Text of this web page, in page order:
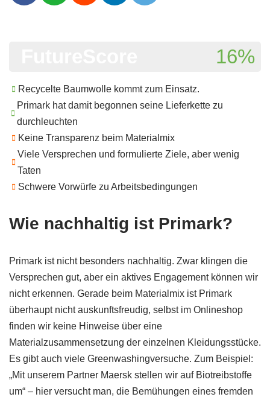
16%
Recycelte Baumwolle kommt zum Einsatz.
Primark hat damit begonnen seine Lieferkette zu
durchleuchten
Keine Transparenz beim Materialmix
Viele Versprechen und formulierte Ziele, aber wenig
Taten
Schwere Vorwürfe zu Arbeitsbedingungen
Wie nachhaltig ist Primark?
Primark ist nicht besonders nachhaltig. Zwar klingen die
Versprechen gut, aber ein aktives Engagement können wir
nicht erkennen. Gerade beim Materialmix ist Primark
überhaupt nicht auskunftsfreudig, selbst im Onlineshop
finden wir keine Hinweise über eine
Materialzusammensetzung der einzelnen Kleidungsstücke.
Es gibt auch viele Greenwashingversuche. Zum Beispiel:
„Mit unserem Partner Maersk stellen wir auf Biotreibstoffe
um“ – hier versucht man, die Bemühungen eines fremden